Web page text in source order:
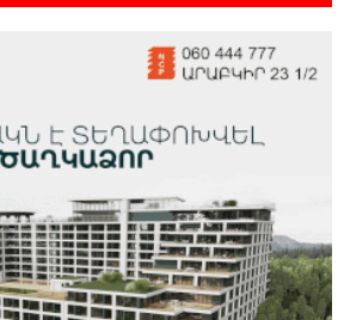
360 անօդաչու թռչող սարք
10-ին, 11-ին, 12-ին, 13-ին, 14-ին,
18-ին և 20-ին հարյուրավոր
լինելու